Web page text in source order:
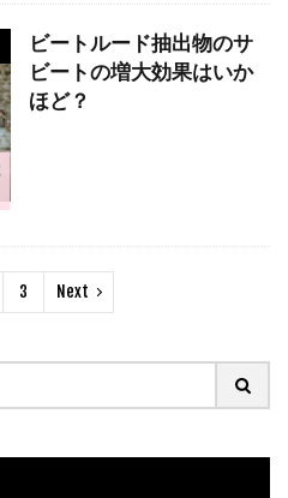
ビートルード抽出物のサ
ビートの増大効果はいか
ほど？
3 Next